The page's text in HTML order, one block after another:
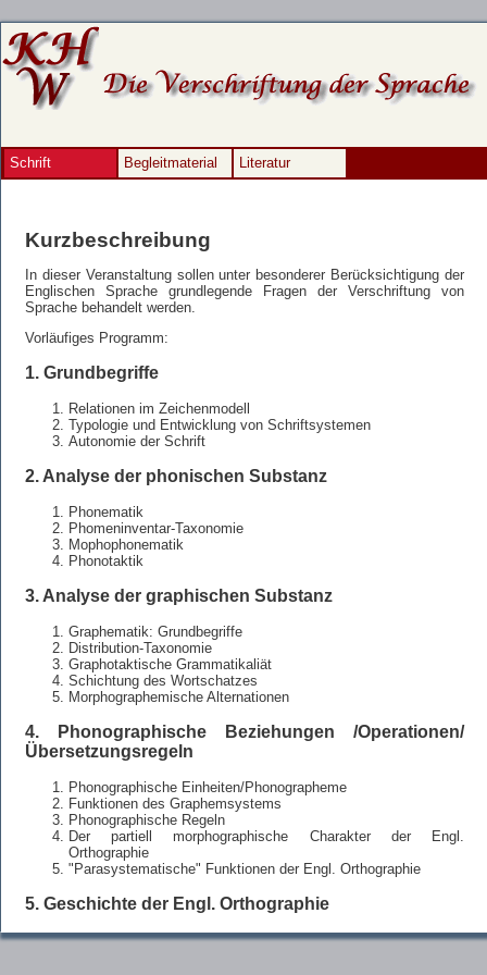
Schrift Begleitmaterial Literatur
Kurzbeschreibung
In dieser Veranstaltung sollen unter besonderer Berücksichtigung der
Englischen Sprache grundlegende Fragen der Verschriftung von
Sprache behandelt werden.
Vorläufiges Programm:
1. Grundbegriffe
Relationen im Zeichenmodell
Typologie und Entwicklung von Schriftsystemen
Autonomie der Schrift
2. Analyse der phonischen Substanz
Phonematik
Phomeninventar-Taxonomie
Mophophonematik
Phonotaktik
3. Analyse der graphischen Substanz
Graphematik: Grundbegriffe
Distribution-Taxonomie
Graphotaktische Grammatikaliät
Schichtung des Wortschatzes
Morphographemische Alternationen
4. Phonographische Beziehungen /Operationen/
Übersetzungsregeln
Phonographische Einheiten/Phonographeme
Funktionen des Graphemsystems
Phonographische Regeln
Der partiell morphographische Charakter der Engl.
Orthographie
"Parasystematische" Funktionen der Engl. Orthographie
5. Geschichte der Engl. Orthographie